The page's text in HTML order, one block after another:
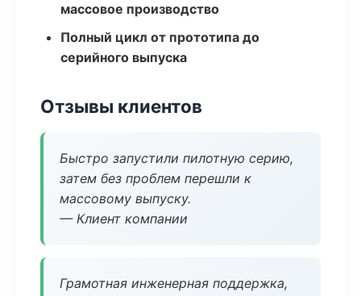
массовое производство
Полный цикл от прототипа до
серийного выпуска
Отзывы клиентов
Быстро запустили пилотную серию,
затем без проблем перешли к
массовому выпуску.
— Клиент компании
Грамотная инженерная поддержка,